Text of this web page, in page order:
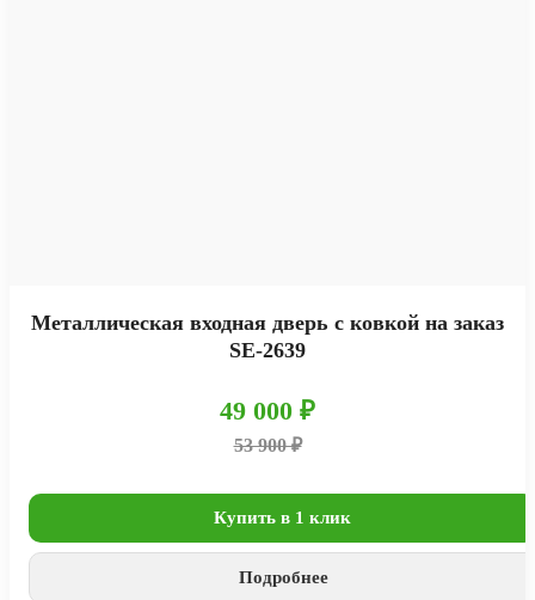
Металлическая входная дверь с ковкой на заказ
SE-2639
49 000 ₽
53 900 ₽
Купить в 1 клик
Подробнее